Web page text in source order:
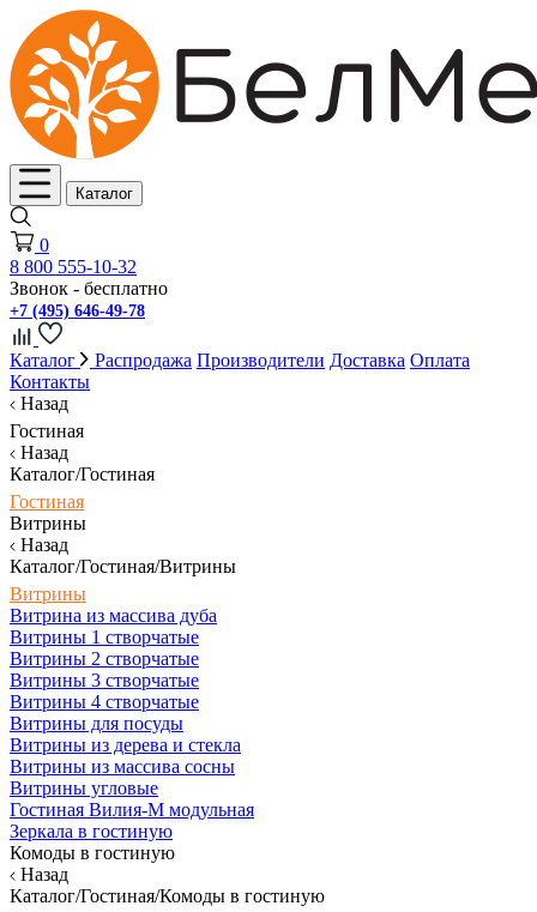
Каталог
0
8 800 555-10-32
Звонок - бесплатно
+7 (495) 646-49-78
Каталог Распродажа Производители Доставка Оплата
Контакты
Назад
Гостиная
Назад
Каталог/Гостиная
Гостиная
Витрины
Назад
Каталог/Гостиная/Витрины
Витрины
Витрина из массива дуба
Витрины 1 створчатые
Витрины 2 створчатые
Витрины 3 створчатые
Витрины 4 створчатые
Витрины для посуды
Витрины из дерева и стекла
Витрины из массива сосны
Витрины угловые
Гостиная Вилия-М модульная
Зеркала в гостиную
Комоды в гостиную
Назад
Каталог/Гостиная/Комоды в гостиную